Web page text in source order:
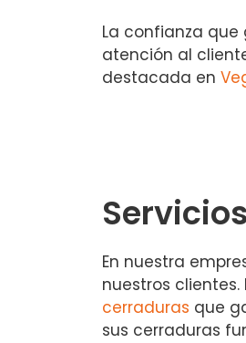
La confianza
atención al
destacada en
En nuestra
nuestros
cerraduras que
sus cerraduras